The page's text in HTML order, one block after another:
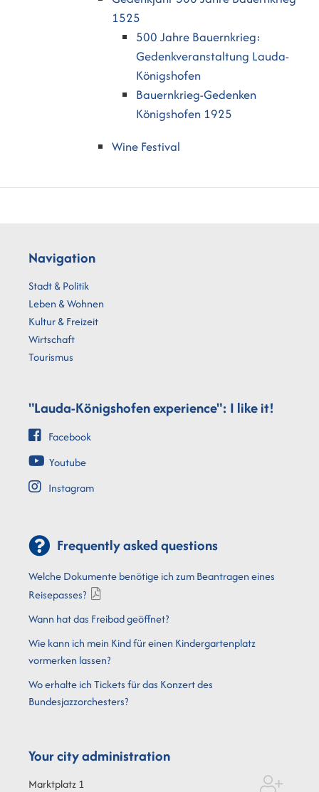
1525
500 Jahre Bauernkrieg:
Gedenkveranstaltung Lauda-
Königshofen
Bauernkrieg-Gedenken
Königshofen 1925
Wine Festival
Navigation
Stadt & Politik
Leben & Wohnen
Kultur & Freizeit
Wirtschaft
Tourismus
"Lauda-Königshofen experience": I like it!
Facebook
Youtube
Instagram
Frequently asked questions
Welche Dokumente benötige ich zum Beantragen eines
Reisepasses?
Wann hat das Freibad geöffnet?
Wie kann ich mein Kind für einen Kindergartenplatz
vormerken lassen?
Wo erhalte ich Tickets für das Konzert des
Bundesjazzorchesters?
Your city administration
Marktplatz 1